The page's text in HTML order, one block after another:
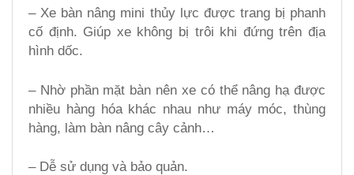
– Xe bàn nâng mini thủy lực được trang bị phanh
cố định. Giúp xe không bị trôi khi đứng trên địa
hình dốc.
– Nhờ phần mặt bàn nên xe có thể nâng hạ được
nhiều hàng hóa khác nhau như máy móc, thùng
hàng, làm bàn nâng cây cảnh…
– Dễ sử dụng và bảo quản.